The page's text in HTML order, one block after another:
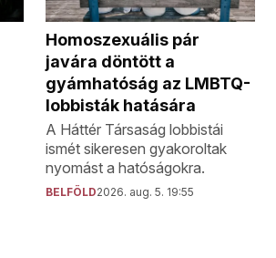
Homoszexuális pár
javára döntött a
gyámhatóság az LMBTQ-
lobbisták hatására
A Háttér Társaság lobbistái
ismét sikeresen gyakoroltak
nyomást a hatóságokra.
BELFÖLD2026. aug. 5. 19:55